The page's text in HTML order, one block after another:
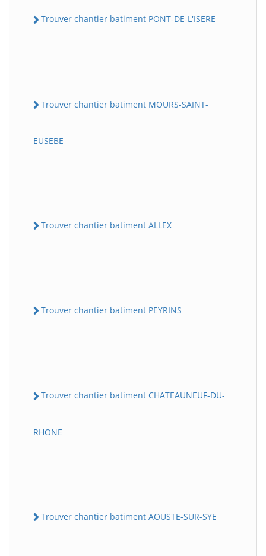
Trouver chantier batiment PONT-DE-L'ISERE
Trouver chantier batiment MOURS-SAINT-
EUSEBE
Trouver chantier batiment ALLEX
Trouver chantier batiment PEYRINS
Trouver chantier batiment CHATEAUNEUF-DU-
RHONE
Trouver chantier batiment AOUSTE-SUR-SYE